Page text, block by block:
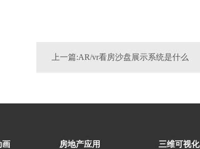
上一篇:AR/vr看房沙盘展示系统是什么
画 房地产应用 三维可视化